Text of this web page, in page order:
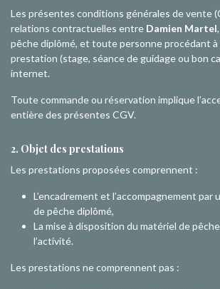
Les présentes conditions générales de vente
relations contractuelles entre Damien Martel
pêche diplômé, et toute personne procédant à
prestation (stage, séance de guidage ou bon
internet.
Toute commande ou réservation implique
entière des présentes CGV.
2. Objet des prestations
Les prestations proposées comprennent :
L’encadrement et l’accompagnement par
de pêche diplômé,
La mise à disposition du matériel de
l’activité.
Les prestations ne comprennent pas :